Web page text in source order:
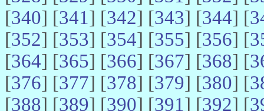
[340] [341] [342] [343] [344] [
[352] [353] [354] [355] [356] [
[364] [365] [366] [367] [368] [
[376] [377] [378] [379] [380] [
[388] [389] [390] [391] [392] [